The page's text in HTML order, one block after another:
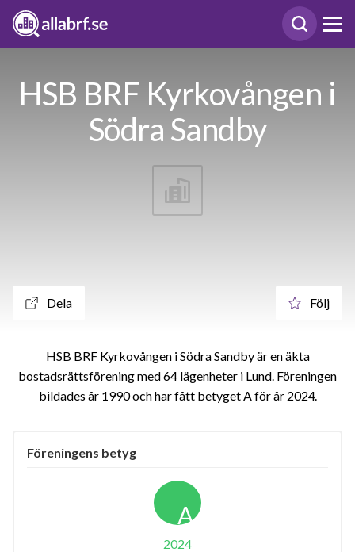
HSB BRF Kyrkovången i
Södra Sandby
Dela Följ
HSB BRF Kyrkovången i Södra Sandby är en äkta
bostadsrättsförening med 64 lägenheter i Lund. Föreningen
bildades år 1990 och har fått betyget A för år 2024
Föreningens betyg
A
2024